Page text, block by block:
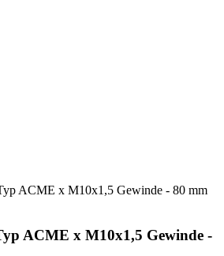
ACME x M10x1,5 Gewinde - 80 mm
ACME x M10x1,5 Gewinde -